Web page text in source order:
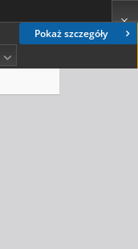
Pokaż szczegóły